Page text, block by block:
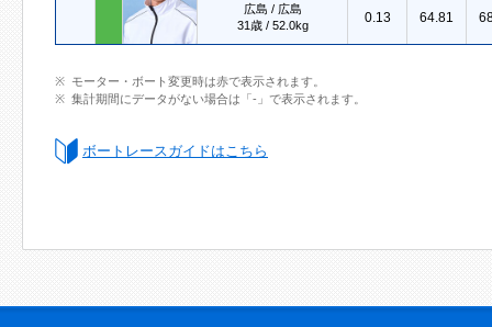
広島 / 広島
31歳 / 52.0kg
0.13
64.81
モーター・ボート変更時は赤で表示されます。
集計期間にデータがない場合は「-」で表示されます。
ボートレースガイドはこちら